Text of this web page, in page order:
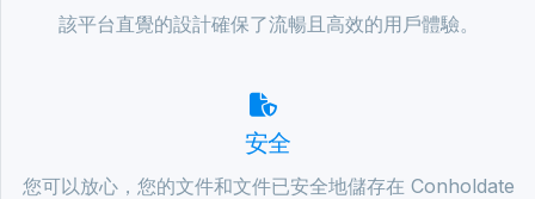
該平台直覺的設計確保了流暢且高效的用戶體驗。
安全
您可以放心，您的文件和文件已安全地儲存在 Conholdate